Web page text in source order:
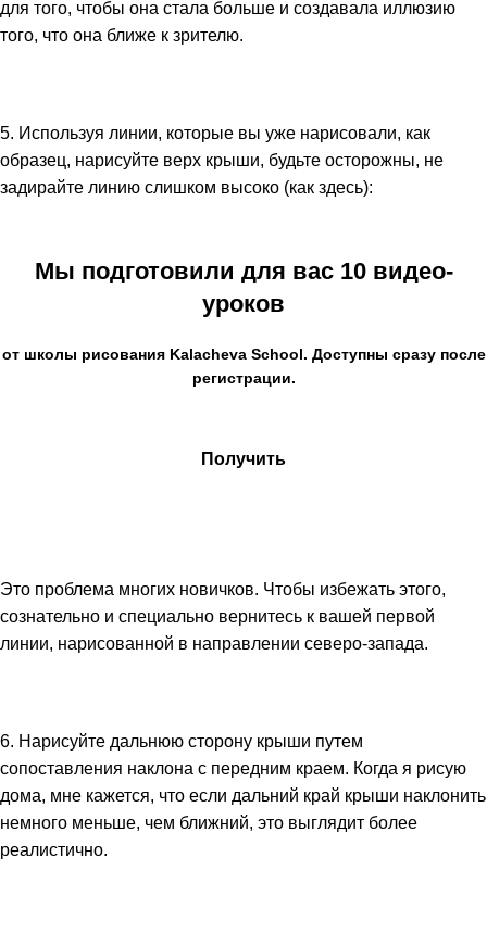
для того, чтобы она стала больше и создавала иллюзию
того, что она ближе к зрителю.
5. Используя линии, которые вы уже нарисовали, как
образец, нарисуйте верх крыши, будьте осторожны, не
задирайте линию слишком высоко (как здесь):
Мы подготовили для вас 10 видео-
уроков
от школы рисования Kalacheva School. Доступны сразу после
регистрации.
Получить
Это проблема многих новичков. Чтобы избежать этого,
сознательно и специально вернитесь к вашей первой
линии, нарисованной в направлении северо-запада.
6. Нарисуйте дальнюю сторону крыши путем
сопоставления наклона с передним краем. Когда я рисую
дома, мне кажется, что если дальний край крыши наклонить
немного меньше, чем ближний, это выглядит более
реалистично.